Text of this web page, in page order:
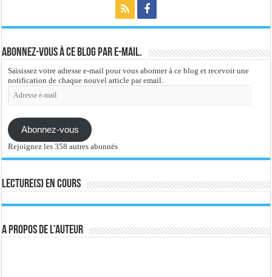
Abonnez-vous à ce blog par e-mail.
Saisissez votre adresse e-mail pour vous abonner à ce blog et recevoir une
notification de chaque nouvel article par email.
Adresse
e-
Abonnez-vous
Rejoignez les 358 autres abonnés
Lecture(s) en cours
A propos de l’auteur